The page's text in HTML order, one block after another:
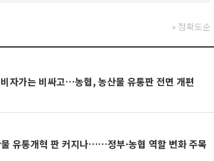
정확도순
자가는 비싸고…농협, 농산물 유통판 전면 개편
유통개혁 판 커지나……정부·농협 역할 변화 주목